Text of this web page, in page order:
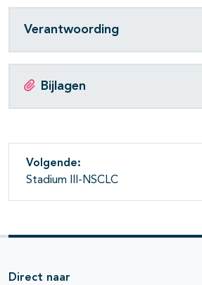
Verantwoording
Bijlagen
Volgende:
Stadium III-NSCLC
Direct naar